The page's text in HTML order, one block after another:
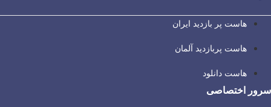
هاست پر بازدید ایران
هاست پربازدید آلمان
هاست دانلود
سرور اختصاصی